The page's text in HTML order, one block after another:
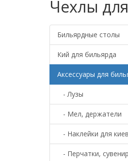
Чехлы
Бильярдные столы
Кий для бильярда
Аксессуары для
- Лузы
- Мел, держатели
- Наклейки для киев
- Перчатки,